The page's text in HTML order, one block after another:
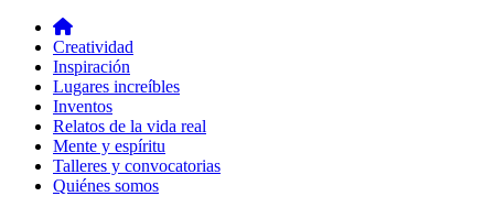
Creatividad
Inspiración
Lugares increíbles
Inventos
Relatos de la vida real
Mente y espíritu
Talleres y convocatorias
Quiénes somos